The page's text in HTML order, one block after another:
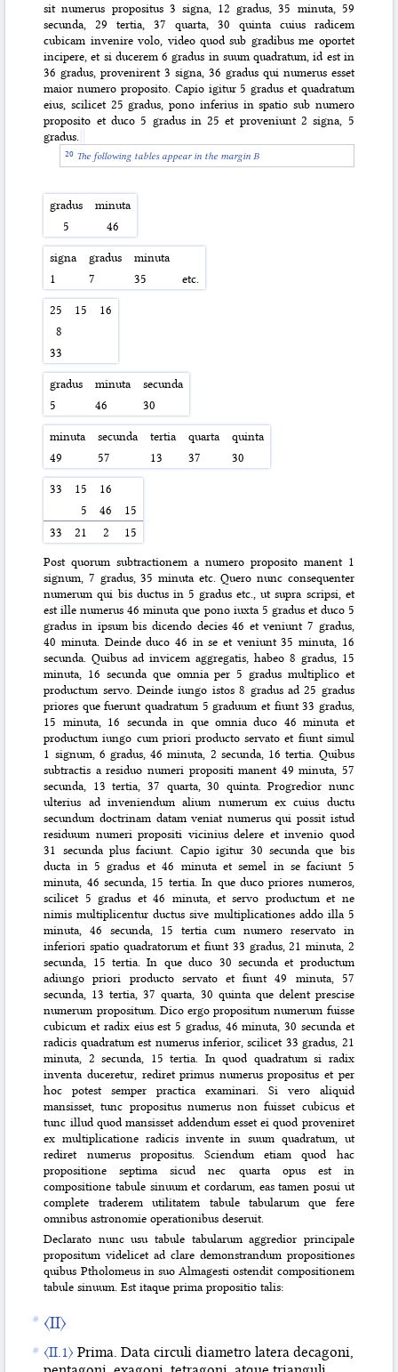
sit numerus propositus 3 signa, 12 gradus, 35 minuta, 59
secunda, 29 tertia, 37 quarta, 30 quinta cuius radicem
cubicam invenire volo, video quod sub gradibus me oportet
incipere, et si ducerem 6 gradus in suum quadratum, id est in
36 gradus, provenirent 3 signa, 36 gradus qui numerus esset
maior numero proposito. Capio igitur 5 gradus et quadratum
eius, scilicet 25 gradus, pono inferius in spatio sub numero
proposito et duco 5 gradus in 25et proveniunt 2 signa, 5
gradus.
The following tables appear in the margin B
gradus
minuta
5
46
signa gradus
minuta
1
7 35 etc.
25 15
16
8
33
gradus minuta
secunda
5
46 30
minuta secunda tertia quarta
quinta
49
57 13 37 30
33 15
16
5
46
15
33
21 2 15
Post quorum subtractionem a numero proposito manent 1
signum, 7 gradus, 35 minuta etc. Quero nunc consequenter
numerum qui bis ductus in 5 gradus etc., ut supra scripsi, et
est ille numerus 46 minuta que pono iuxta 5 gradus et duco 5
gradus in ipsum bis dicendo decies 46 et veniunt 7 gradus,
40 minuta. Deinde duco 46 in se et veniunt 35 minuta, 16
secunda. Quibus ad invicem aggregatis, habeo 8 gradus, 15
minuta, 16 secunda que omnia per 5 gradus multiplico et
productum servo. Deinde iungo istos 8 gradus ad 25 gradus
priores que fuerunt quadratum 5 graduum et fiunt 33 gradus,
15 minuta, 16 secunda in que omnia duco 46 minuta et
productum iungo cum priori producto servato et fiunt simul
1 signum, 6 gradus, 46 minuta, 2 secunda, 16 tertia. Quibus
subtractis a residuo numeri propositi manent 49 minuta, 57
secunda, 13 tertia, 37 quarta, 30 quinta. Progredior nunc
ulterius ad inveniendum alium numerum ex cuius ductu
secundum doctrinam datam veniat numerus qui possit istud
residuum numeri propositi vicinius delere et invenio quod
31 secunda plus faciunt. Capio igitur 30 secunda que bis
ducta in 5 gradus et 46 minuta et semel in se faciunt 5
minuta, 46 secunda, 15 tertia. In que duco priores numeros,
scilicet 5 gradus et 46 minuta, et servo productum et ne
nimis multiplicentur ductus sive multiplicationes addo illa 5
minuta, 46 secunda, 15 tertia cum numero reservato in
inferiori spatio quadratorum et fiunt 33 gradus, 21 minuta, 2
secunda, 15 tertia. In que duco 30 secunda et productum
adiungo priori producto servato et fiunt 49 minuta, 57
secunda, 13 tertia, 37 quarta, 30 quinta que delent prescise
numerum propositum. Dico ergo propositum numerum fuisse
cubicum et radix eius est 5 gradus, 46 minuta, 30 secunda et
radicis quadratum est numerus inferior, scilicet 33 gradus, 21
minuta, 2 secunda, 15 tertia. In quod quadratum si radix
inventa duceretur, rediret primus numerus propositus et per
hoc potest semper practica examinari. Si vero aliquid
mansisset, tunc propositus numerus non fuisset cubicus et
tunc illud quod mansisset addendum esset ei quod proveniret
ex multiplicatione radicis invente in suum quadratum, ut
rediret numerus propositus. Sciendum etiam quod hac
propositione septima sicud nec quarta opus est in
compositione tabule sinuum et cordarum, eas tamen posui ut
complete traderem utilitatem tabule tabularum que fere
omnibus astronomie operationibus deseruit.
Declarato nunc usu tabule tabularum aggredior principale
propositum videlicet ad clare demonstrandum propositiones
quibus Ptholomeus in suo Almagesti ostendit compositionem
tabule sinuum. Est itaque prima propositio talis:
〈II〉
〈II.1〉 Prima. Data circuli diametro latera decagoni,